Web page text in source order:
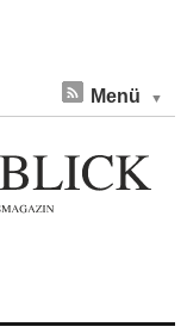
Menü